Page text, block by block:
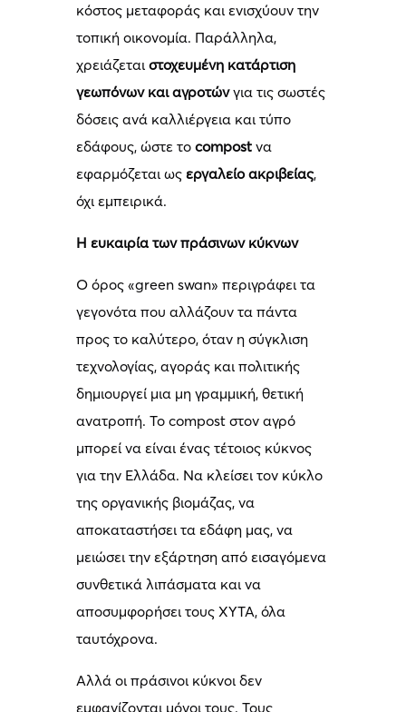
κόστος μεταφοράς και ενισχύουν την
τοπική οικονομία. Παράλληλα,
χρειάζεταιστοχευμένη κατάρτιση
γεωπόνων και αγροτώνγια τις σωστές
δόσεις ανά καλλιέργεια και τύπο
εδάφους, ώστε τοcompost να
εφαρμόζεται ωςεργαλείο ακριβείας,
όχι εμπειρικά.
Η ευκαιρία των πράσινων κύκνων
Ο όρος «green swan» περιγράφει τα
γεγονότα που αλλάζουν τα πάντα
προς το καλύτερο, όταν η σύγκλιση
τεχνολογίας, αγοράς και πολιτικής
δημιουργεί μια μη γραμμική, θετική
ανατροπή. Το compost στον αγρό
μπορεί να είναι ένας τέτοιος κύκνος
για την Ελλάδα. Να κλείσει τον κύκλο
της οργανικής βιομάζας, να
αποκαταστήσει τα εδάφη μας, να
μειώσει την εξάρτηση από εισαγόμενα
συνθετικά λιπάσματα και να
αποσυμφορήσει τους ΧΥΤΑ, όλα
ταυτόχρονα.
Αλλά οι πράσινοι κύκνοι δεν
εμφανίζονται μόνοι τους. Τους